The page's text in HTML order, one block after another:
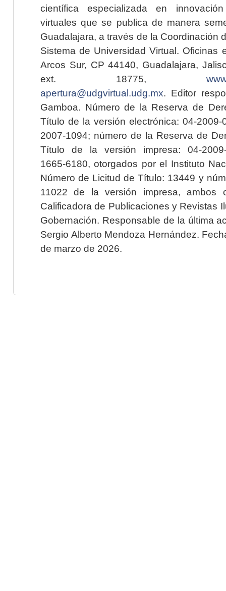
científica especializada en
virtuales que se publica de manera
Guadalajara, a través de la Coordinación
Sistema de Universidad Virtual. Oficinas
Arcos Sur, CP 44140, Guadalajara,
ext. 18775,
apertura@udgvirtual.udg.mx. Editor
Gamboa. Número de la Reserva de
Título de la versión electrónica: 04-2009-
2007-1094; número de la Reserva de
Título de la versión impresa: 04-2009-
1665-6180, otorgados por el Instituto
Número de Licitud de Título: 13449 y
11022 de la versión impresa, ambos
Calificadora de Publicaciones y Revistas
Gobernación. Responsable de la última
Sergio Alberto Mendoza Hernández.
de marzo de 2026.